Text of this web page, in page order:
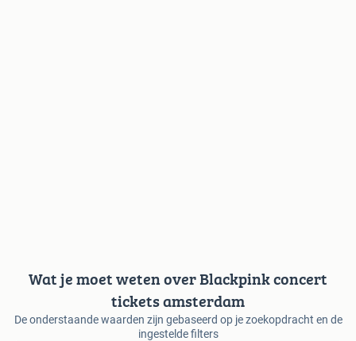
Wat je moet weten over Blackpink concert
tickets amsterdam
De onderstaande waarden zijn gebaseerd op je zoekopdracht en de
ingestelde filters